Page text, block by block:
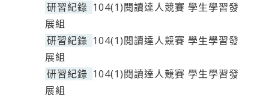
研習紀錄 104(1)閱讀達人競賽 學生學習發
展組
研習紀錄 104(1)閱讀達人競賽 學生學習發
展組
研習紀錄 104(1)閱讀達人競賽 學生學習發
展組